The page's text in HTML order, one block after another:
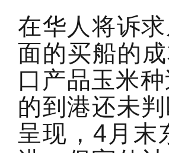
在华人将诉
面的买船的
口产品玉米
的到港还未
呈现，4月末